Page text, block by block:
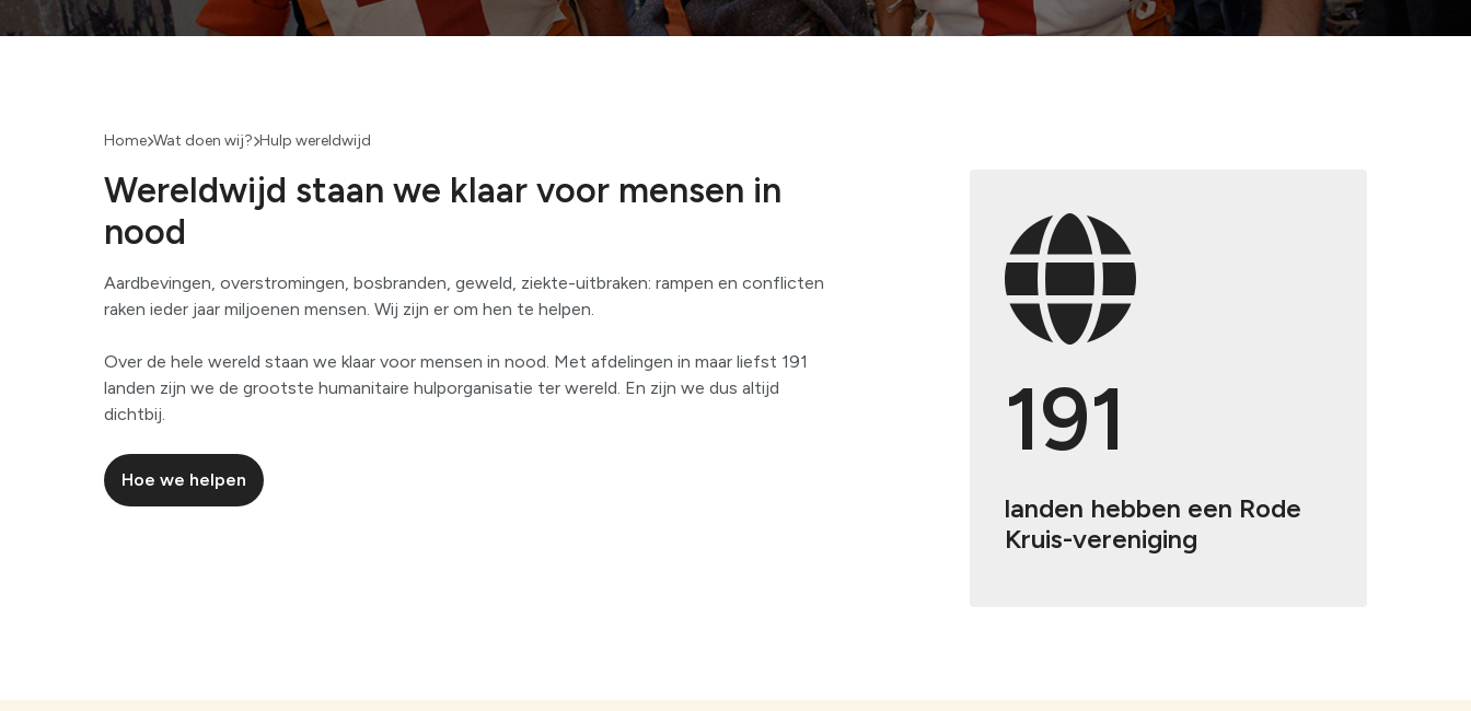
Bekijk alles
Bekijk alles
Voorbereiding op rampen
Home Wat doen wij? Hulp wereldwijd
Wereldwijd staan we klaar voor mensen in
nood
Aardbevingen, overstromingen, bosbranden, geweld, ziekte-uitbraken: rampen en conflicten
raken ieder jaar miljoenen mensen. Wij zijn er om hen te helpen.
Over de hele wereld staan we klaar voor mensen in nood. Met afdelingen in maar liefst 191
landen zijn we de grootste humanitaire hulporganisatie ter wereld. En zijn we dus altijd
dichtbij.
Hoe we helpen
191
landen hebben een Rode
Kruis-vereniging